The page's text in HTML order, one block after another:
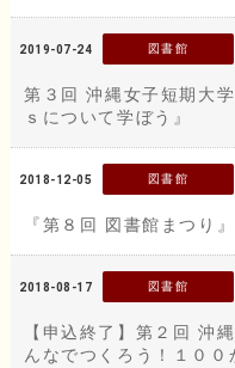
2019-07-24 図書館
第３回 沖縄女子短期大
ｓについて学ぼう』
2018-12-05 図書館
『第８回 図書館まつり
2018-08-17 図書館
【申込終了】第２回 沖
んなでつくろう！１００